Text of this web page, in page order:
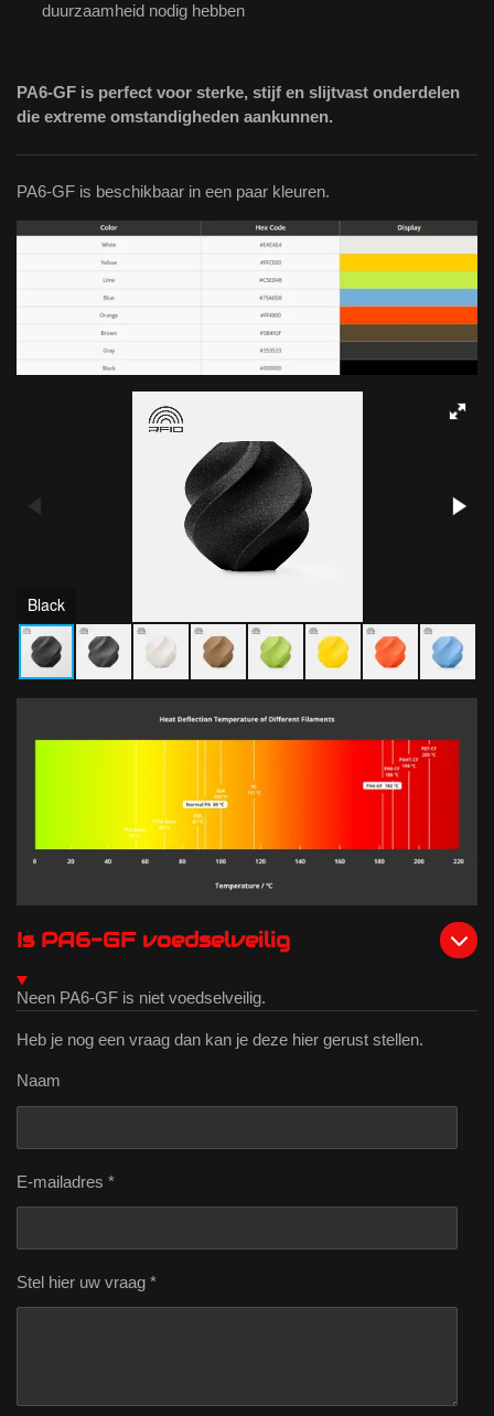
duurzaamheid nodig hebben
PA6-GF is perfect voor sterke, stijf en slijtvast onderdelen
die extreme omstandigheden aankunnen.
PA6-GF is beschikbaar in een paar kleuren.
Black
Is PA6-GF voedselveilig
Neen PA6-GF is niet voedselveilig.
Heb je nog een vraag dan kan je deze hier gerust stellen.
Naam
E-mailadres *
Stel hier uw vraag *